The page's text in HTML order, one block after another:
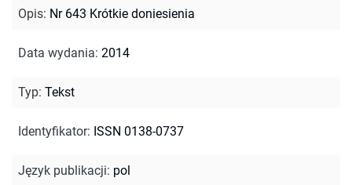
Opis: Nr 643 Krótkie doniesienia
Data wydania: 2014
Typ: Tekst
Identyfikator: ISSN 0138-0737
Język publikacji: pol